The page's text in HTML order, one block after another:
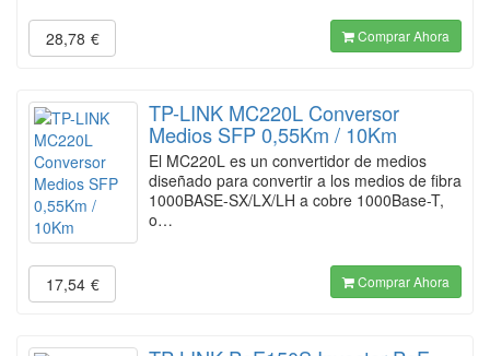
28,78 € Comprar Ahora
TP-LINK MC220L Conversor
Medios SFP 0,55Km / 10Km
El MC220L es un convertidor de medios
diseñado para convertir a los medios de fibra
1000BASE-SX/LX/LH a cobre 1000Base-T,
o…
17,54 € Comprar Ahora